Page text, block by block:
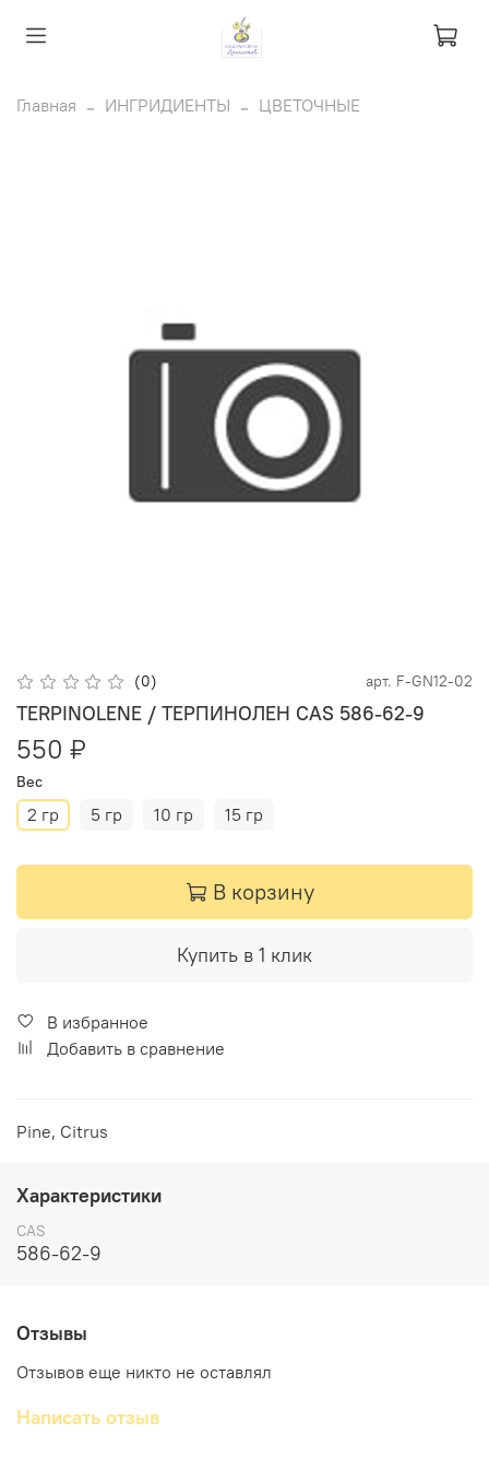
Главная ИНГРИДИЕНТЫ ЦВЕТОЧНЫЕ
(0) арт. F-GN12-02
TERPINOLENE / ТЕРПИНОЛЕН CAS 586-62-9
550 ₽
Вес
2 гр 5 гр 10 гр 15 гр
В корзину
Купить в 1 клик
В избранное
Добавить в сравнение
Pine, Citrus
Характеристики
CAS
586-62-9
Отзывы
Отзывов еще никто не оставлял
Написать отзыв